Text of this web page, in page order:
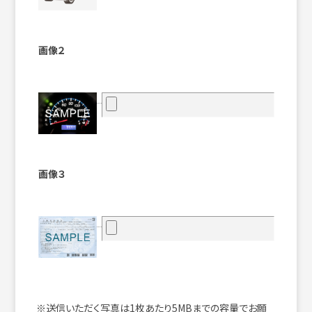
画像２
画像３
※送信いただく写真は1枚あたり5MBまでの容量でお願